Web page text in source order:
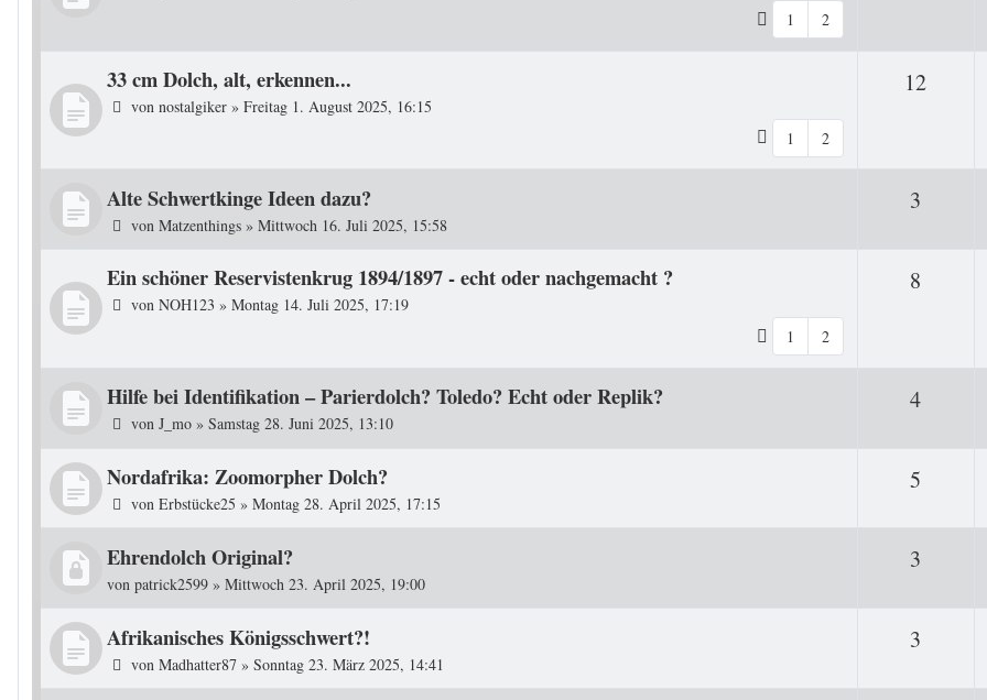
1
2
33 cm Dolch, alt, erkennen...
von nostalgiker » Freitag 1. August 2025, 16:15
1
2
12
Alte Schwertkinge Ideen dazu?
von Matzenthings » Mittwoch 16. Juli 2025, 15:58
3
Ein schöner Reservistenkrug 1894/1897 - echt oder nachgemacht ?
von NOH123 » Montag 14. Juli 2025, 17:19
1
2
8
Hilfe bei Identifikation – Parierdolch? Toledo? Echt oder Replik?
von J_mo » Samstag 28. Juni 2025, 13:10
4
Nordafrika: Zoomorpher Dolch?
von Erbstücke25 » Montag 28. April 2025, 17:15
5
Ehrendolch Original?
von patrick2599 » Mittwoch 23. April 2025, 19:00
3
Afrikanisches Königsschwert?!
von Madhatter87 » Sonntag 23. März 2025, 14:41
3